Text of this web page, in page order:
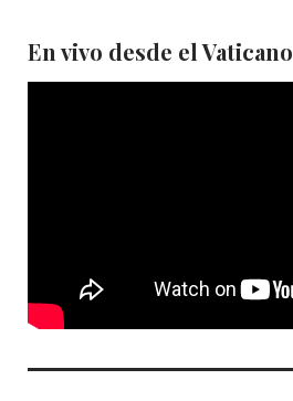
En vivo desde el Vaticano